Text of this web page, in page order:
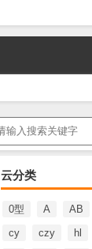
云分类
0型 A AB
cy
czy hl